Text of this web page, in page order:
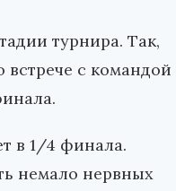
турнира. Так,
с командой
в 1/4 финала.
немало нервных